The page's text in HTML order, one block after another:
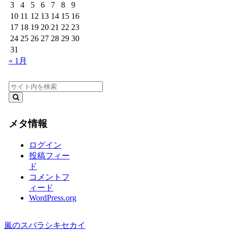
3
4 5 6 7 8
9
10 11 12 13 14 15 16
17 18 19 20 21 22 23
24 25 26 27 28 29 30
31
« 1月
メタ情報
ログイン
投稿フィー
ド
コメントフ
ィード
WordPress.org
嵐のスバラシキセカイ